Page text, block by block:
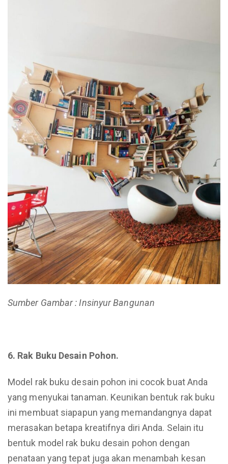
Sumber Gambar : Insinyur Bangunan
6. Rak Buku Desain Pohon.
Model rak buku desain pohon ini cocok buat Anda
yang menyukai tanaman. Keunikan bentuk rak buku
ini membuat siapapun yang memandangnya dapat
merasakan betapa kreatifnya diri Anda. Selain itu
bentuk model rak buku desain pohon dengan
penataan yang tepat juga akan menambah kesan